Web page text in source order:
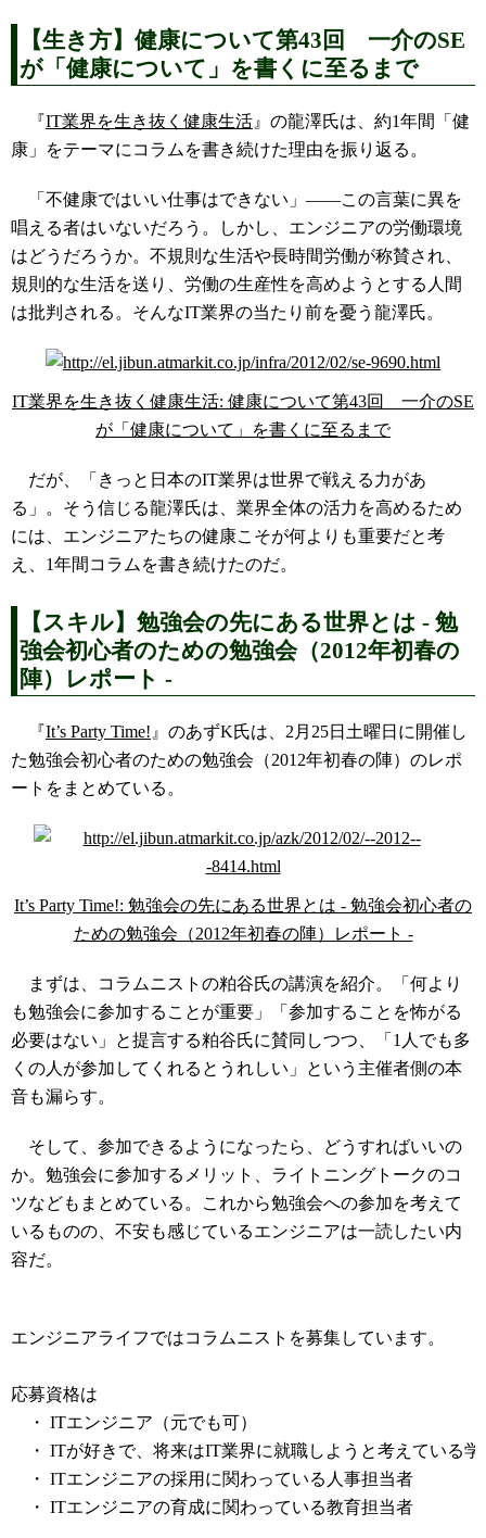
【生き方】健康について第43回 一介のSE
が「健康について」を書くに至るまで
『IT業界を生き抜く健康生活 』の龍澤氏は、約1年間「健
康」をテーマにコラムを書き続けた理由を振り返る。
「不健康ではいい仕事はできない」――この言葉に異を
唱える者はいないだろう。しかし、エンジニアの労働環境
はどうだろうか。不規則な生活や長時間労働が称賛され、
規則的な生活を送り、労働の生産性を高めようとする人間
は批判される。そんなIT業界の当たり前を憂う龍澤氏。
IT業界を生き抜く健康生活: 健康について第43回 一介のSE
が「健康について」を書くに至るまで
だが、「きっと日本のIT業界は世界で戦える力があ
る」。そう信じる龍澤氏は、業界全体の活力を高めるため
には、エンジニアたちの健康こそが何よりも重要だと考
え、1年間コラムを書き続けたのだ。
【スキル】勉強会の先にある世界とは - 勉
強会初心者のための勉強会（2012年初春の
陣）レポート -
『It’s Party Time! 』のあずK氏は、2月25日土曜日に開催し
た勉強会初心者のための勉強会（2012年初春の陣）のレポ
ートをまとめている。
It’s Party Time!: 勉強会の先にある世界とは - 勉強会初心者の
ための勉強会（2012年初春の陣）レポート -
まずは、コラムニストの粕谷氏の講演を紹介。「何より
も勉強会に参加することが重要」「参加することを怖がる
必要はない」と提言する粕谷氏に賛同しつつ、「1人でも多
くの人が参加してくれるとうれしい」という主催者側の本
音も漏らす。
そして、参加できるようになったら、どうすればいいの
か。勉強会に参加するメリット、ライトニングトークのコ
ツなどもまとめている。これから勉強会への参加を考えて
いるものの、不安も感じているエンジニアは一読したい内
容だ。
エンジニアライフではコラムニストを募集しています。
応募資格は
・ ITエンジニア（元でも可）
・ ITが好きで、将来はIT業界に就職しようと考えている学
・ ITエンジニアの採用に関わっている人事担当者
・ ITエンジニアの育成に関わっている教育担当者